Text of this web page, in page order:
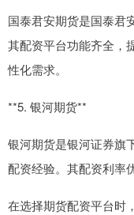
国泰君安期货是国泰君
其配资平台功能齐全，
性化需求。
**5. 银河期货**
银河期货是银河证券旗
配资经验。其配资利率
在选择期货配资平台时